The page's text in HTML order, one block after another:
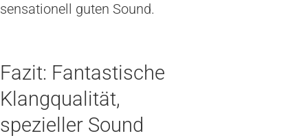
sensationell guten Sound.
Fazit: Fantastische
Klangqualität,
spezieller Sound